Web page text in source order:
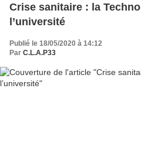
Crise sanitaire : la
l’université
Publié le 18/05/2020 à 14:12
Par C.L.A.P33